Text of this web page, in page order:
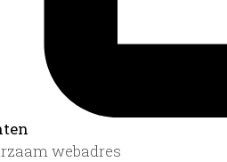
webadres